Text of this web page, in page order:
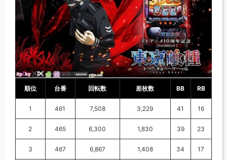
順位 台番 回転数 差枚数 BB RB
1 461 7,508 3,229 41 16
2 465 6,300 1,830 39 23
3 467 6,867 1,408 34 17